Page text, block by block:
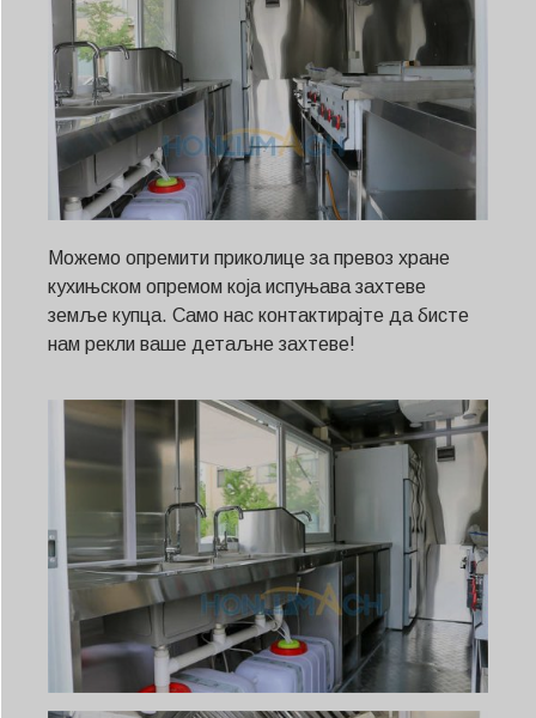
Можемо опремити приколице за превоз хране
кухињском опремом која испуњава захтеве
земље купца. Само нас контактирајте да бисте
нам рекли ваше детаљне захтеве!